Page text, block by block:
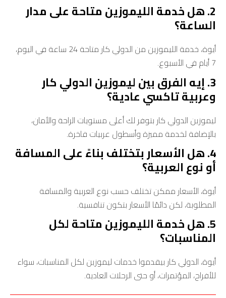
2. هل خدمة الليموزين متاحة على مدار
الساعة؟
أيوة، خدمة الليموزين من الدولي كار متاحة 24 ساعة في اليوم،
7 أيام في الأسبوع.
3. إيه الفرق بين ليموزين الدولي كار
وعربية تاكسي عادية؟
ليموزين الدولي كار بتوفر لك أعلى مستويات الراحة والأمان،
بالإضافة لخدمة مميزة وأسطول عربيات فاخرة.
4. هل الأسعار بتختلف بناءً على المسافة
أو نوع العربية؟
أيوة، الأسعار ممكن تختلف حسب نوع العربية والمسافة
المطلوبة، لكن دائمًا الأسعار بتكون تنافسية.
5. هل خدمة الليموزين متاحة لكل
المناسبات؟
أيوة، الدولي كار بيقدموا خدمات ليموزين لكل المناسبات، سواء
للأفراح، المؤتمرات، أو حتى الرحلات العادية.